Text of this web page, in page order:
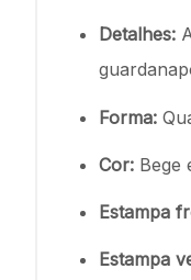
Detalhes:
Forma:
Cor: Bege
Estampa
Estampa